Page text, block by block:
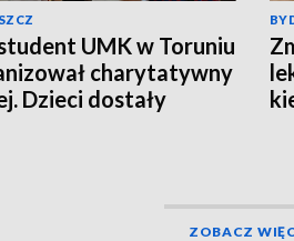
UMK w Toruniu
charytatywny
Dzieci dostały
ZOBACZ